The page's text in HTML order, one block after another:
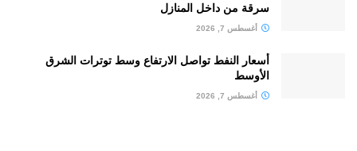
سرقة من داخل المنازل
أغسطس 7, 2026
أسعار النفط تواصل الارتفاع وسط توترات الشرق
الأوسط
أغسطس 7, 2026